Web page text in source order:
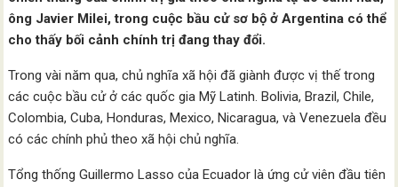
ông Javier Milei, trong cuộc bầu cử sơ bộ ở Argentina có thể
cho thấy bối cảnh chính trị đang thay đổi.
Trong vài năm qua, chủ nghĩa xã hội đã giành được vị thế trong
các cuộc bầu cử ở các quốc gia Mỹ Latinh. Bolivia, Brazil, Chile,
Colombia, Cuba, Honduras, Mexico, Nicaragua, và Venezuela đều
có các chính phủ theo xã hội chủ nghĩa.
Tổng thống Guillermo Lasso của Ecuador là ứng cử viên đầu tiên